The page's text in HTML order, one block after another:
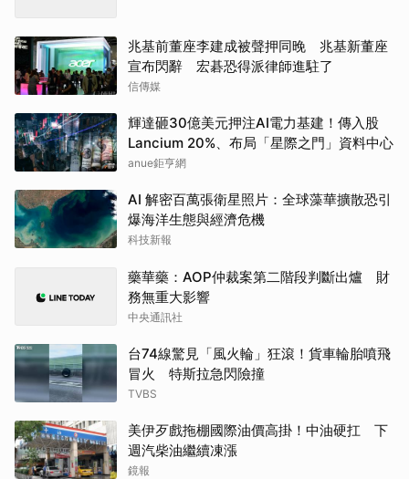
兆基前董座李建成被聲押同晚 兆基新董座
宣布閃辭 宏碁恐得派律師進駐了
信傳媒
輝達砸30億美元押注AI電力基建！傳入股
Lancium 20%、布局「星際之門」資料中心
anue鉅亨網
AI 解密百萬張衛星照片：全球藻華擴散恐引
爆海洋生態與經濟危機
科技新報
藥華藥：AOP仲裁案第二階段判斷出爐 財
務無重大影響
中央通訊社
台74線驚見「風火輪」狂滾！貨車輪胎噴飛
冒火 特斯拉急閃險撞
TVBS
美伊歹戲拖棚國際油價高掛！中油硬扛 下
週汽柴油繼續凍漲
鏡報